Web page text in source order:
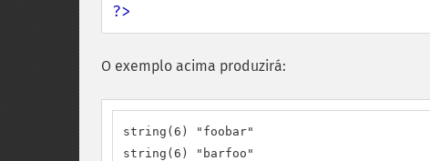
?>
O exemplo acima produzirá:
string(6) "foobar"
string(6) "barfoo"